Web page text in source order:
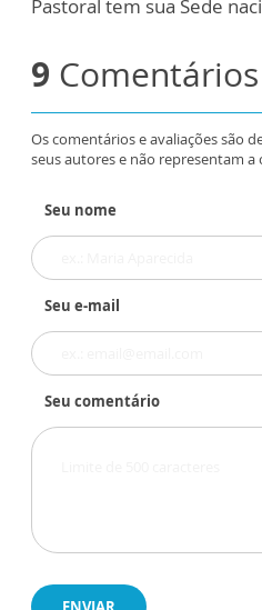
Pastoral tem sua Sede
9 Comentários
Os comentários e avaliações são
seus autores e não representam a
Seu nome
Seu e-mail
Seu comentário